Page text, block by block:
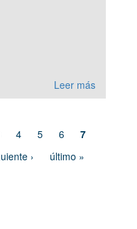
Leer más
4 5 6
7
› último »